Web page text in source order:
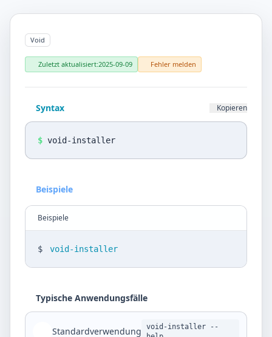
Kontakt
Impressum
Datenschutz
DE EN
Void
Zuletzt aktualisiert:2025-09-09 Fehler melden
Syntax Kopieren
$ void-installer
Beispiele
Beispiele
$ void-installer
Typische Anwendungsfälle
Standardverwendung
void-installer --